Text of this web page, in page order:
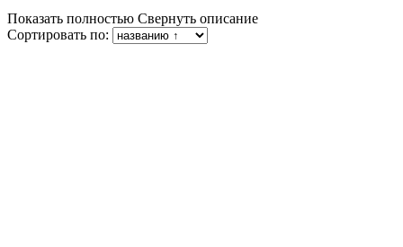
Показать полностью Свернуть описание
Сортировать по: